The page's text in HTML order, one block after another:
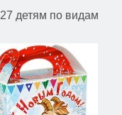
детям по видам